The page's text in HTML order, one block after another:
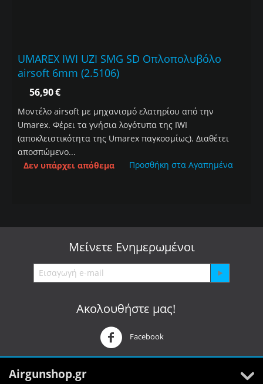
UMAREX IWI UZI SMG SD Οπλοπολυβόλο
airsoft 6mm (2.5106)
56,90€
Μοντέλο airsoft με μηχανισμό ελατηρίου από την
Umarex. Φέρει τα γνήσια λογότυπα της IWI
(αποκλειστικότητα της Umarex παγκοσμίως). Διαθέτει
αποσπώμενο...
Δεν υπάρχει απόθεμα
Προσθήκη στα Αγαπημένα
Μείνετε Ενημερωμένοι
Ακολουθήστε μας!
Facebook
Airgunshop.gr